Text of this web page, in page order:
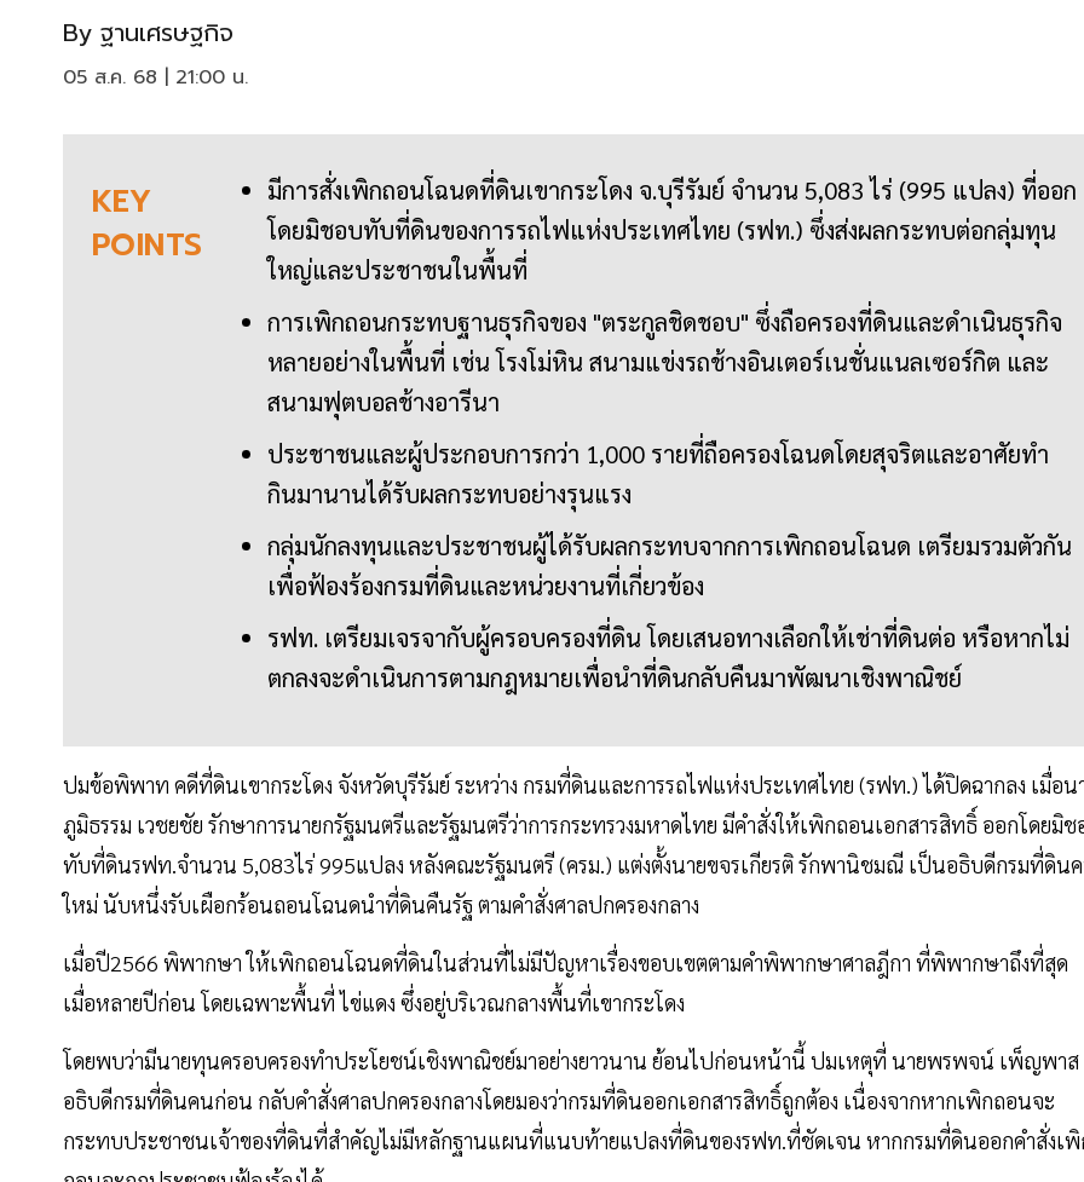
By ฐานเศรษฐกิจ
05 ส.ค. 68 | 21:00 น.
KEY
POINTS
มีการสั่งเพิกถอนโฉนดที่ดินเขากระโดง จ.บุรีรัมย์ จำนวน 5,083 ไร่ (995 แปลง) ที่ออก
โดยมิชอบทับที่ดินของการรถไฟแห่งประเทศไทย (รฟท.) ซึ่งส่งผลกระทบต่อกลุ่มทุน
ใหญ่และประชาชนในพื้นที่
การเพิกถอนกระทบฐานธุรกิจของ "ตระกูลชิดชอบ" ซึ่งถือครองที่ดินและดำเนินธุรกิจ
หลายอย่างในพื้นที่ เช่น โรงโม่หิน สนามแข่งรถช้างอินเตอร์เนชั่นแนลเซอร์กิต และ
สนามฟุตบอลช้างอารีนา
ประชาชนและผู้ประกอบการกว่า 1,000 รายที่ถือครองโฉนดโดยสุจริตและอาศัยทำ
กินมานานได้รับผลกระทบอย่างรุนแรง
กลุ่มนักลงทุนและประชาชนผู้ได้รับผลกระทบจากการเพิกถอนโฉนด เตรียมรวมตัวกัน
เพื่อฟ้องร้องกรมที่ดินและหน่วยงานที่เกี่ยวข้อง
รฟท. เตรียมเจรจากับผู้ครอบครองที่ดิน โดยเสนอทางเลือกให้เช่าที่ดินต่อ หรือหากไม่
ตกลงจะดำเนินการตามกฎหมายเพื่อนำที่ดินกลับคืนมาพัฒนาเชิงพาณิชย์
ปมข้อพิพาท คดีที่ดินเขากระโดง จังหวัดบุรีรัมย์ ระหว่าง กรมที่ดินและการรถไฟแห่งประเทศไทย (รฟท.) ได้ปิดฉากลง เมื่อน
ภูมิธรรม เวชยชัย รักษาการนายกรัฐมนตรีและรัฐมนตรีว่าการกระทรวงมหาดไทย มีคำสั่งให้เพิกถอนเอกสารสิทธิ์ ออกโดยมิ
ทับที่ดินรฟท.จำนวน 5,083ไร่ 995แปลง หลังคณะรัฐมนตรี (ครม.) แต่งตั้งนายขจรเกียรติ รักพานิชมณี เป็นอธิบดีกรมที่ดิน
ใหม่ นับหนึ่งรับเผือกร้อนถอนโฉนดนำที่ดินคืนรัฐ ตามคำสั่งศาลปกครองกลาง
เมื่อปี2566 พิพากษา ให้เพิกถอนโฉนดที่ดินในส่วนที่ไม่มีปัญหาเรื่องขอบเขตตามคำพิพากษาศาลฎีกา ที่พิพากษาถึงที่สุด
เมื่อหลายปีก่อน โดยเฉพาะพื้นที่ ไข่แดง ซึ่งอยู่บริเวณกลางพื้นที่เขากระโดง
โดยพบว่ามีนายทุนครอบครองทำประโยชน์เชิงพาณิชย์มาอย่างยาวนาน ย้อนไปก่อนหน้านี้ ปมเหตุที่ นายพรพจน์ เพ็ญพาส
อธิบดีกรมที่ดินคนก่อน กลับคำสั่งศาลปกครองกลางโดยมองว่ากรมที่ดินออกเอกสารสิทธิ์ถูกต้อง เนื่องจากหากเพิกถอนจะ
กระทบประชาชนเจ้าของที่ดินที่สำคัญไม่มีหลักฐานแผนที่แนบท้ายแปลงที่ดินของรฟท.ที่ชัดเจน หากกรมที่ดินออกคำสั่งเ